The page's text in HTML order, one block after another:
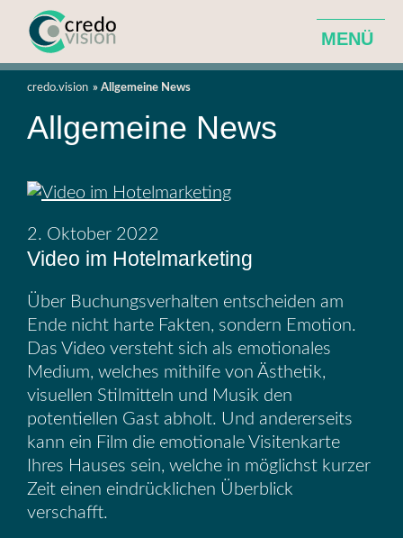
MENÜ
Agentur für ganzheitliche Hotelentwicklung
Leistungen
Über Uns
News
credo.vision Allgemeine News
Allgemeine News
2. Oktober 2022
Video im Hotelmarketing
Über Buchungsverhalten entscheiden am
Ende nicht harte Fakten, sondern Emotion.
Das Video versteht sich als emotionales
Medium, welches mithilfe von Ästhetik,
visuellen Stilmitteln und Musik den
potentiellen Gast abholt. Und andererseits
kann ein Film die emotionale Visitenkarte
Ihres Hauses sein, welche in möglichst kurzer
Zeit einen eindrücklichen Überblick
verschafft.